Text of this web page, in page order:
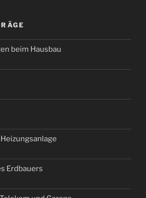
beim Hausbau
Erdbauers